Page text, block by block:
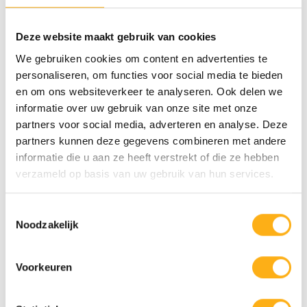
Deze website maakt gebruik van cookies
We gebruiken cookies om content en advertenties te
personaliseren, om functies voor social media te bieden
en om ons websiteverkeer te analyseren. Ook delen we
informatie over uw gebruik van onze site met onze
partners voor social media, adverteren en analyse. Deze
partners kunnen deze gegevens combineren met andere
informatie die u aan ze heeft verstrekt of die ze hebben
verzameld op basis van uw gebruik van hun services.
Noodzakelijk
Voorkeuren
FÜR EINEN BESSEREN EIN-